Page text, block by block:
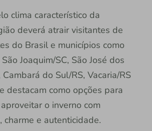
clima característico da
deverá atrair visitantes de
do Brasil e municípios como
Joaquim/SC, São José dos
do Sul/RS, Vacaria/RS
destacam como opções para
o inverno com
e autenticidade.